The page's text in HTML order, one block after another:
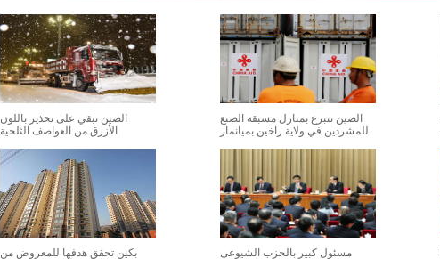
الصين تتبرع بمنازل مسبقة الصنع
للمشردين في ولاية راخين بميانمار
الصين تبقي على تحذير باللون
الأزرق من العواصف الثلجية
مسئول كبير بالحزب الشيوعى بكين تحقق هدفها للمعروض من